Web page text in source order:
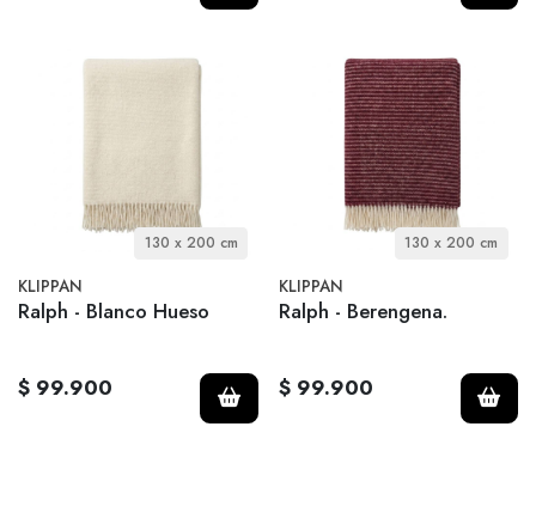
130 x 200 cm
KLIPPAN
Ralph - Blanco Hueso
$ 99.900
130 x 200 cm
KLIPPAN
Ralph - Berengena.
$ 99.900